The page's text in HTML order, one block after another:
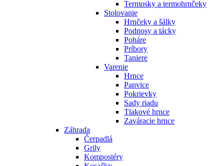
Termosky a termohrnčeky
Stolovanie
Hrnčeky a šálky
Podnosy a tácky
Poháre
Príbory
Taniere
Varenie
Hrnce
Panvice
Pokrievky
Sady riadu
Tlakové hrnce
Zaváracie hrnce
Záhrada
Čerpadlá
Grily
Kompostéry